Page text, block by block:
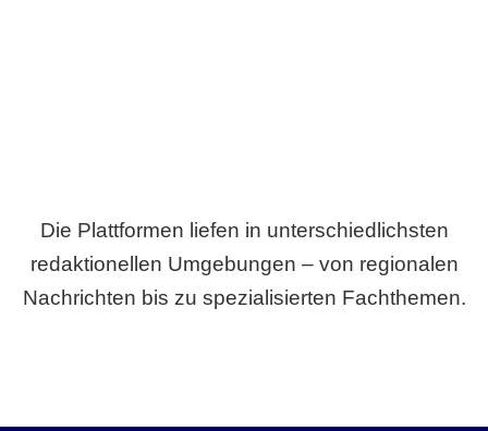
Die Plattformen liefen in unterschiedlichsten
redaktionellen Umgebungen – von regionalen
Nachrichten bis zu spezialisierten Fachthemen.